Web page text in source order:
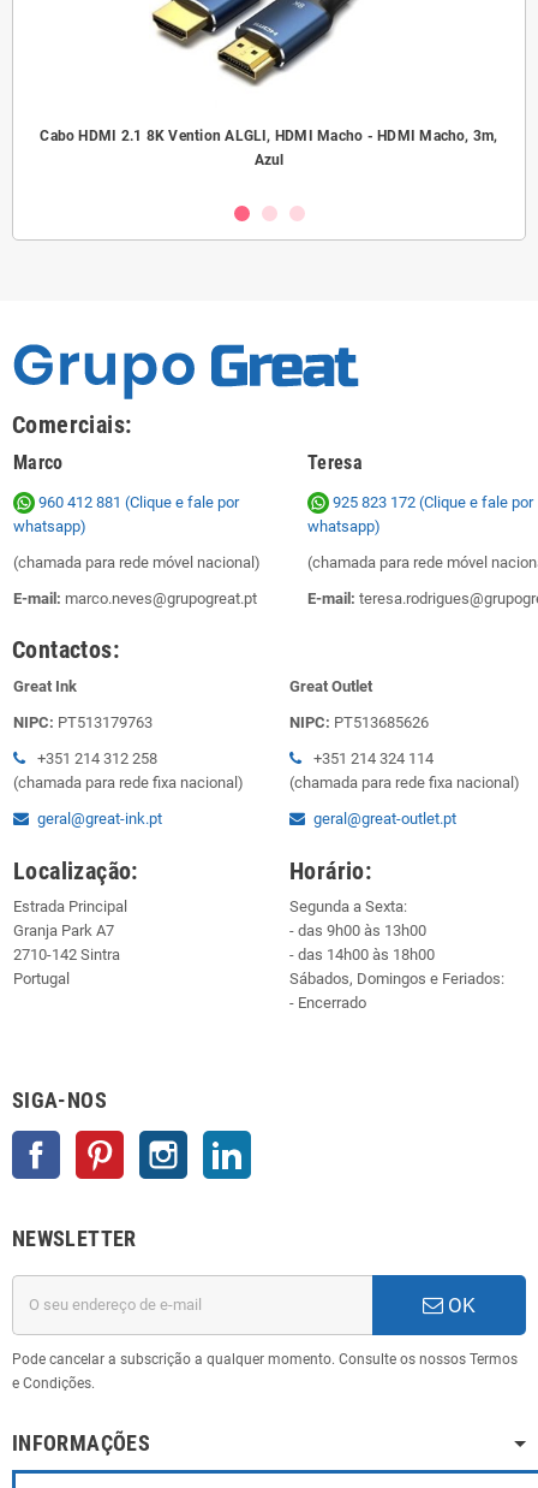
Cabo HDMI 2.1 8K Vention ALGLI, HDMI Macho - HDMI Macho, 3m,
Azul
Comerciais:
Marco Teresa
960 412 881 (Clique e fale por
whatsapp)
(chamada para rede móvel nacional)
E-mail: marco.neves@grupogreat.pt
925 823 172 (Clique e fale por
whatsapp)
(chamada para rede móvel
E-mail:
Contactos:
Great Ink
NIPC: PT513179763
+351 214 312 258
(chamada para rede fixa nacional)
geral@great-ink.pt
Great Outlet
NIPC: PT513685626
+351 214 324 114
(chamada para rede fixa nacional)
geral@great-outlet.pt
Localização:
Estrada Principal
Granja Park A7
2710-142 Sintra
Portugal
Horário:
Segunda a Sexta:
- das 9h00 às 13h00
- das 14h00 às 18h00
Sábados, Domingos e Feriados:
- Encerrado
SIGA-NOS
Facebook Pinterest Instagram
NEWSLETTER
OK
Pode cancelar a subscrição a qualquer momento. Consulte os nossos Termos
e Condições.
INFORMAÇÕES